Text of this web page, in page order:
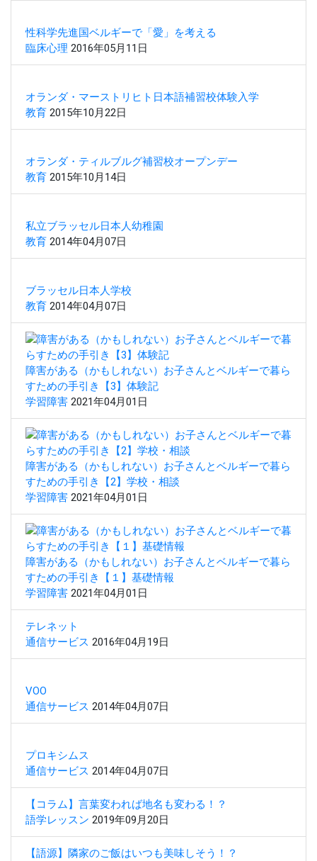
性科学先進国ベルギーで「愛」を考える
臨床心理 2016年05月11日
オランダ・マーストリヒト日本語補習校体験入学
教育 2015年10月22日
オランダ・ティルブルグ補習校オープンデー
教育 2015年10月14日
私立ブラッセル日本人幼稚園
教育 2014年04月07日
ブラッセル日本人学校
教育 2014年04月07日
障害がある（かもしれない）お子さんとベルギーで暮ら
すための手引き【3】体験記
学習障害 2021年04月01日
障害がある（かもしれない）お子さんとベルギーで暮ら
すための手引き【2】学校・相談
学習障害 2021年04月01日
障害がある（かもしれない）お子さんとベルギーで暮ら
すための手引き【１】基礎情報
学習障害 2021年04月01日
テレネット
通信サービス 2016年04月19日
VOO
通信サービス 2014年04月07日
プロキシムス
通信サービス 2014年04月07日
【コラム】言葉変われば地名も変わる！？
語学レッスン 2019年09月20日
【語源】隣家のご飯はいつも美味しそう！？